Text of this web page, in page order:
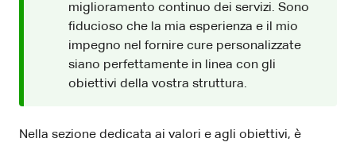
miglioramento continuo dei servizi. Sono
fiducioso che la mia esperienza e il mio
impegno nel fornire cure personalizzate
siano perfettamente in linea con gli
obiettivi della vostra struttura.
Nella sezione dedicata ai valori e agli obiettivi, è